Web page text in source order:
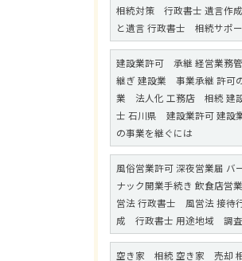
相続対策 行政書士 遺言作
と遺言 行政書士 相続サポ
建設業許可 承継 経営業務
継ぎ 建設業 事業承継 許可
業 法人化 工務店 相続 建
士 石川県 建設業許可 建設
の事業を継ぐには
風俗営業許可 深夜営業届 バ
ナック開業手続き 飲食店営
営法 行政書士 風営法 接待
成 行政書士 用途地域 調査
空き家 相続 空き家 売却